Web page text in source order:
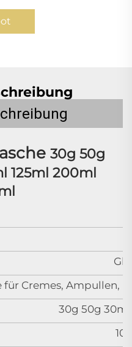
30g 50g
125ml 200ml
für Cremes, Ampullen,
30g 50g